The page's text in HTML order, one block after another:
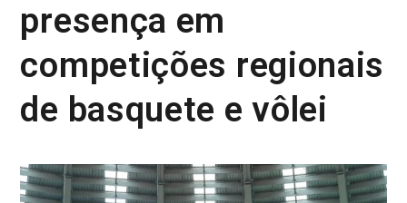
presença em
competições regionais
de basquete e vôlei